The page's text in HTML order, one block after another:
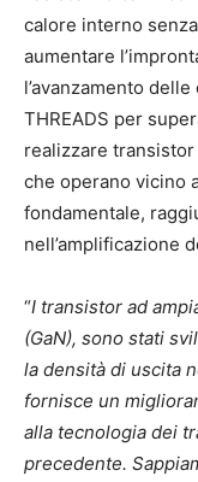
calore interno
aumentare
l’avanzamento
THREADS per
realizzare
che operano vicino
fondamentale,
nell’amplificazione
“I transistor ad
(GaN), sono stati
la densità di uscita
fornisce un
alla tecnologia dei
precedente.